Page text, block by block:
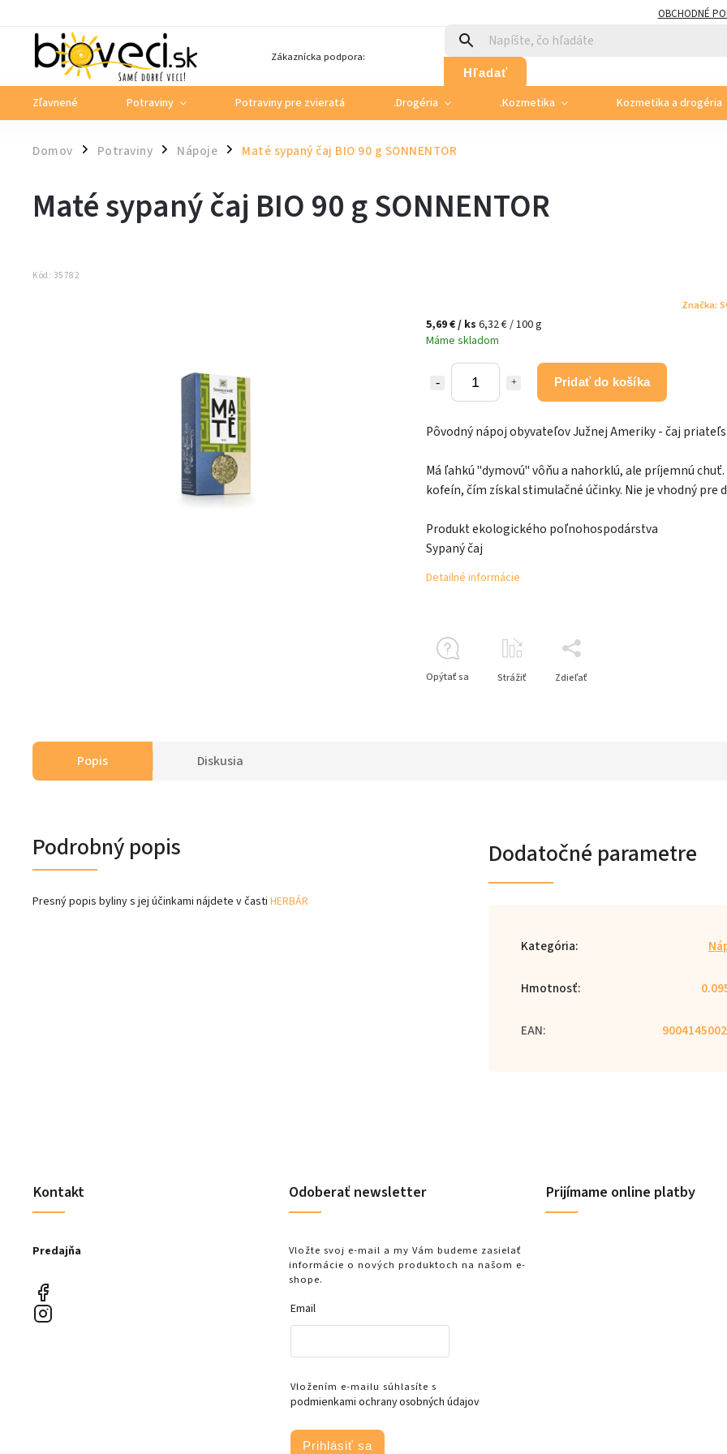
OBCHODNÉ
Zákaznícka podpora:
Hľadať
Zľavnené Potraviny Potraviny pre zvieratá .Drogéria .Kozmetika Kozmetika a drogéria
Domov / Potraviny / Nápoje / Maté sypaný čaj BIO 90 g SONNENTOR
Maté sypaný čaj BIO 90 g SONNENTOR
Kód: 35782
Značka:
5,69 €/ ks 6,32 € / 100 g
Máme skladom
Pridať do košíka
Pôvodný nápoj obyvateľov Južnej Ameriky - čaj
Má ľahkú "dymovú" vôňu a nahorklú, ale príjemnú chuť.
kofeín, čím získal stimulačné účinky. Nie je vhodný pre
Produkt ekologického poľnohospodárstva
Sypaný čaj
Detailné informácie
Opýtať sa Strážiť Zdieľať
Popis Diskusia
Podrobný popis
Presný popis byliny s jej účinkami nájdete v časti HERBÁR
Dodatočné parametre
Kategória:
Hmotnosť:
EAN:
Kontakt
Predajňa
Odoberať newsletter
Vložte svoj e-mail a my Vám budeme zasielať
informácie o nových produktoch na našom e-
shope.
Email
Vložením e-mailu súhlasíte s
podmienkami ochrany osobných údajov
Prihlásiť sa
Prijímame online platby